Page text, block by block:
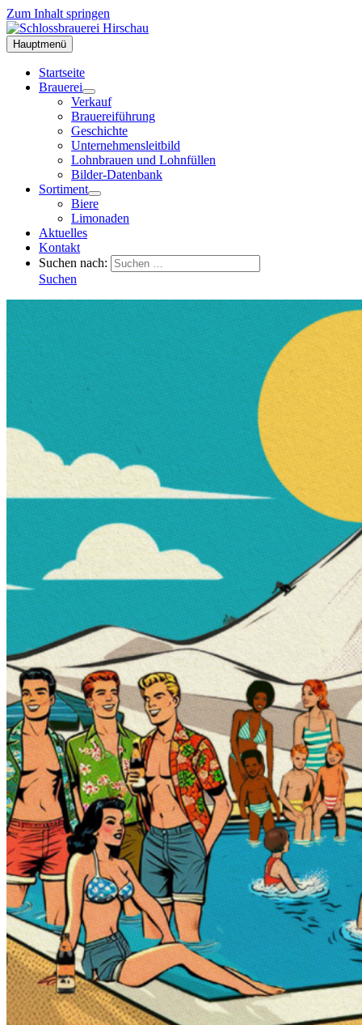
Zum Inhalt springen
Hauptmenü
Startseite
Brauerei
Verkauf
Brauereiführung
Geschichte
Unternehmensleitbild
Lohnbrauen und Lohnfüllen
Bilder-Datenbank
Sortiment
Biere
Limonaden
Aktuelles
Kontakt
Suchen nach:
Suchen